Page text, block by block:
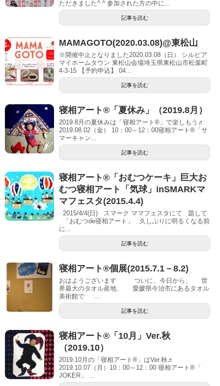
ただきました^ ^ 参加された方の中に...
記事を読む
MAMAGOTO(2020.03.08)@東松山
※開催中止となりました2020.03.08（日） シルピア
マイホームタウン 東松山会場埼玉県東松山市松葉町
4-3-15 【予約申込】 04...
記事を読む
寝相アート®「夏休み」（2019.8月）
2019.8月の夏休みは「寝相アート®」で楽しもう♬
2019.08.02（金） 10：00～12：00寝相アート®「サ
マーキャン...
記事を読む
寝相アート®「おむつケーキ」巨大お
むつ寝相アート「気球」inSMARKマ
マフェスタ(2015.4.4)
2015/4/4(日) スマーク ママフェスタにて 題して
「おむつde寝相アート」 久しぶりに明るくなる前
に...
記事を読む
寝相アート®個展(2015.7.1－8.2)
おはようございます ついに、今日から、 世
界最大のタオル産地、 愛媛県今治市にあるタオル
美術館で ...
記事を読む
寝相アート®「10月」Ver.秋
（2019.10）
2019.10月の「寝相アート®」はVer.秋♬
2019.10.07（月）10：00～12：00 寝相アート®「
JOKER」 ...